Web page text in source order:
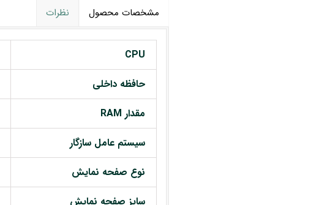
مشخصات محصول نظرات
CPU
حافظه داخلی
مقدار RAM
سیستم عامل سازگار
نوع صفحه نمایش
سایز صفحه نمایش